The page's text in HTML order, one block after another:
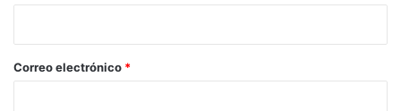
*
Correo electrónico *